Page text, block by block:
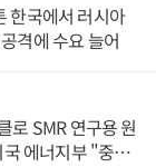
한국에서 러시아
격에 수요 늘어
로 SMR 연구용 원
에너지부 "중요